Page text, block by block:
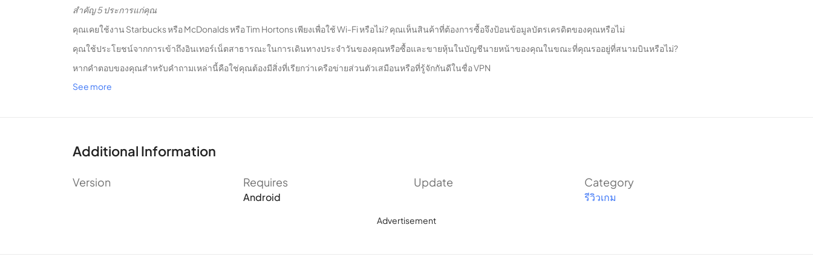
สำคัญ 5 ประการแก่คุณ
คุณเคยใช้งาน Starbucks หรือ McDonalds หรือ Tim Hortons เพียงเพื่อใช้ Wi-Fi หรือไม่? คุณเห็นสินค้าที่ต้องการซื้อจึงป้อนข้อมูลบัตรเครดิตของคุณหรือไม่
คุณใช้ประโยชน์จากการเข้าถึงอินเทอร์เน็ตสาธารณะในการเดินทางประจำวันของคุณหรือซื้อและขายหุ้นในบัญชีนายหน้าของคุณในขณะที่คุณรออยู่ที่สนามบินหรือไม่?
หากคำตอบของคุณสำหรับคำถามเหล่านี้คือใช่คุณต้องมีสิ่งที่เรียกว่าเครือข่ายส่วนตัวเสมือนหรือที่รู้จักกันดีในชื่อ VPN
VPN ที่ดีที่สุดสำหรับ Android
Android ของคุณผ่านทาง VPN
ถูก จำกัด โดยหน่วยงานท้องถิ่นหรือตามข้อ จำกัด ของ บริษัท หากคุณกำลังใช้อุปกรณ์ Android ของคุณในสถานที่ที่บริการอีเมลบางอย่างถูกบล็อกคุณสามารถเข้าถึงได้ผ่าน VPN ของคุณ หาก
คุณต้องการรับชมความบันเทิงแบบสตรีมมิ่งที่คุณชื่นชอบจากสถานที่ที่ผู้ให้บริการของคุณไม่ได้ให้บริการคุณสามารถดูรายการของคุณด้วย VPN ของคุณ
See more
Additional Information
Version Requires
Android
Update Category
รีวิวเกม
Advertisement